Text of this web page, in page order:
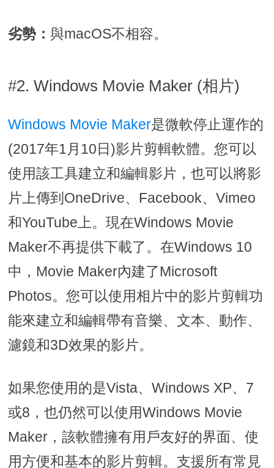
劣勢：與macOS不相容。
#2. Windows Movie Maker (相片)
Windows Movie Maker是微軟停止運作的
(2017年1月10日)影片剪輯軟體。您可以
使用該工具建立和編輯影片，也可以將影
片上傳到OneDrive、Facebook、Vimeo
和YouTube上。現在Windows Movie
Maker不再提供下載了。在Windows 10
中，Movie Maker內建了Microsoft
Photos。您可以使用相片中的影片剪輯功
能來建立和編輯帶有音樂、文本、動作、
濾鏡和3D效果的影片。
如果您使用的是Vista、Windows XP、7
或8，也仍然可以使用Windows Movie
Maker，該軟體擁有用戶友好的界面、使
用方便和基本的影片剪輯。支援所有常見